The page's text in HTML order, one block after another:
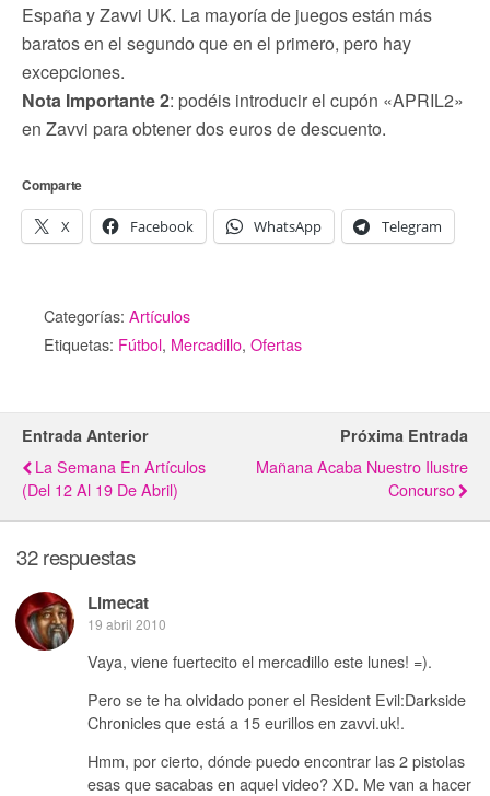
España y Zavvi UK. La mayoría de juegos están más
baratos en el segundo que en el primero, pero hay
excepciones.
Nota Importante 2: podéis introducir el cupón «APRIL2»
en Zavvi para obtener dos euros de descuento.
Comparte
X Facebook WhatsApp Telegram
Categorías: Artículos
Etiquetas: Fútbol, Mercadillo, Ofertas
Entrada Anterior
La Semana En Artículos
(del 12 Al 19 De Abril)
Próxima Entrada
Mañana Acaba Nuestro Ilustre
Concurso
32 respuestas
Limecat
19 abril 2010
Vaya, viene fuertecito el mercadillo este lunes! =).
Pero se te ha olvidado poner el Resident Evil:Darkside
Chronicles que está a 15 eurillos en zavvi.uk!.
Hmm, por cierto, dónde puedo encontrar las 2 pistolas
esas que sacabas en aquel video? XD. Me van a hacer